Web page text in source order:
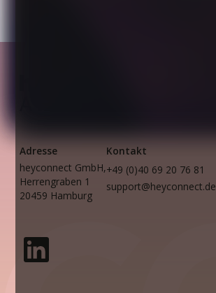
Adresse
heyconnect GmbH,
Herrengraben 1
20459 Hamburg
Kontakt
+49 (0)40 69 20 76 81
support@heyconnect.de